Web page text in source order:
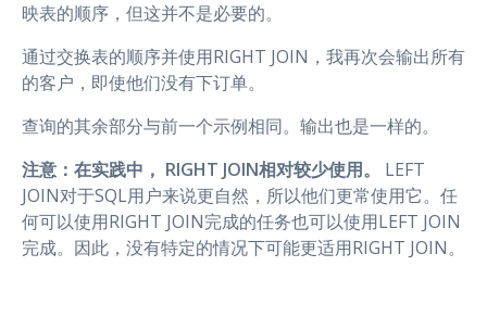
映表的顺序，但这并不是必要的。
通过交换表的顺序并使用RIGHT JOIN，我再次会输出所有
的客户，即使他们没有下订单。
查询的其余部分与前一个示例相同。输出也是一样的。
注意：在实践中， RIGHT JOIN相对较少使用。
LEFT
JOIN对于SQL用户来说更自然，所以他们更常使用它。任
何可以使用RIGHT JOIN完成的任务也可以使用LEFT JOIN
完成。因此，没有特定的情况下可能更适用RIGHT JOIN。